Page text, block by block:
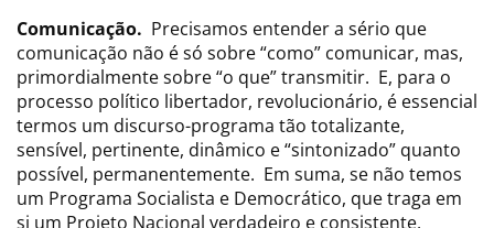
Comunicação. Precisamos entender a sério que
comunicação não é só sobre “como” comunicar, mas,
primordialmente sobre “o que” transmitir. E, para o
processo político libertador, revolucionário, é essencial
termos um discurso-programa tão totalizante,
sensível, pertinente, dinâmico e “sintonizado” quanto
possível, permanentemente. Em suma, se não temos
um Programa Socialista e Democrático, que traga em
si um Projeto Nacional verdadeiro e consistente,